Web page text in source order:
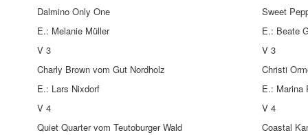
Dalmino Only One
Sweet
E.: Melanie Müller
E.: Beate
V 3
V 3
Charly Brown vom Gut Nordholz
Christi
E.: Lars Nixdorf
E.: Marina
V 4
V 4
Quiet Quarter vom Teutoburger Wald
Coastal